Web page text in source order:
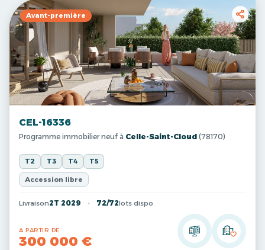
Avant-première
CEL-16336
Programme immobilier neuf à Celle-Saint-Cloud (78170)
T2 T3 T4 T5
Accession libre
Livraison2T 2029 72/72lots dispo
A PARTIR DE
300 000 €